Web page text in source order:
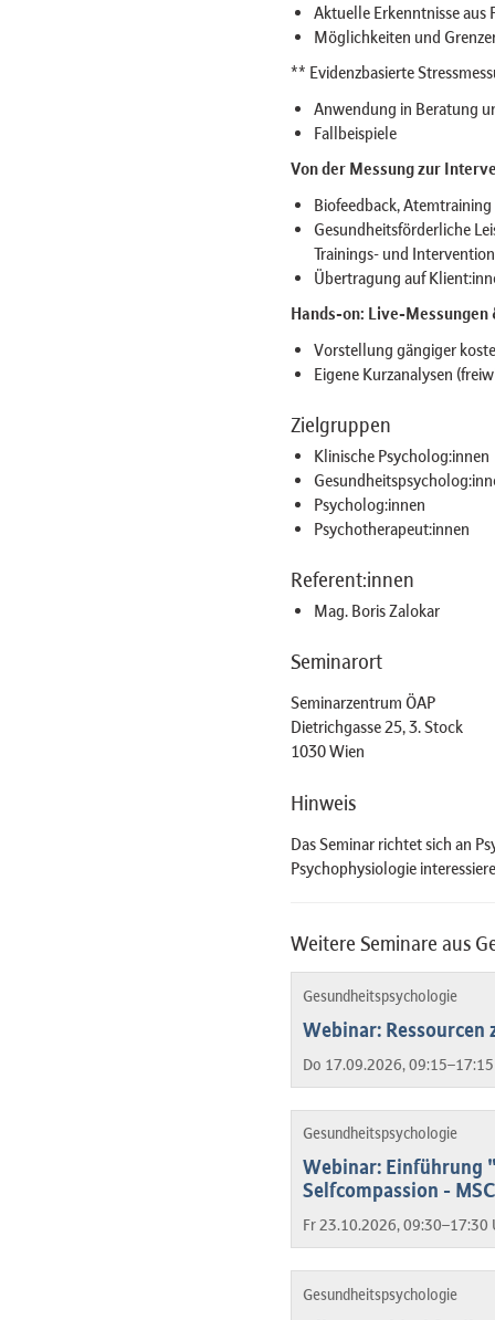
Aktuelle Erkenntnisse aus
Möglichkeiten und
** Evidenzbasierte
Anwendung in Beratung
Fallbeispiele
Von der Messung zur
Biofeedback,
Gesundheitsförderliche
Trainings- und
Übertragung auf
Hands-on: Live-
Vorstellung gängiger
Eigene Kurzanalysen
Zielgruppen
Klinische Psycholog:innen
Psycholog:innen
Psychotherapeut:innen
Referent:innen
Mag. Boris Zalokar
Seminarort
Seminarzentrum ÖAP
Dietrichgasse 25, 3. Stock
1030 Wien
Hinweis
Das Seminar richtet sich an
Psychophysiologie
Weitere Seminare aus
Gesundheitspsychologie
Webinar:
Do 17.09.2026,
Gesundheitspsychologie
Webinar: Einführung
Selfcompassion -
Fr 23.10.2026, 09:30–17:30
Gesundheitspsychologie